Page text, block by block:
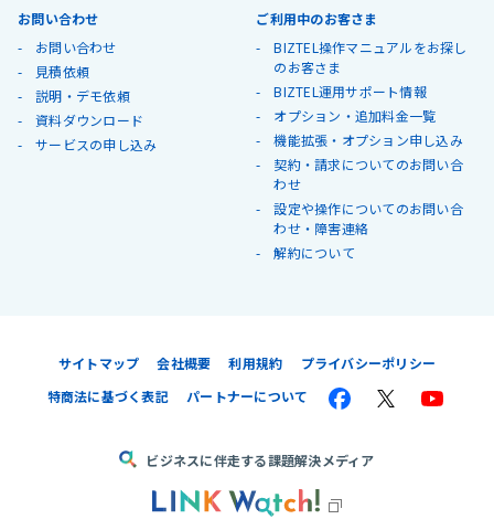
お問い合わせ
お問い合わせ
見積依頼
説明・デモ依頼
資料ダウンロード
サービスの申し込み
ご利用中のお客さま
BIZTEL操作マニュアルをお探し
のお客さま
BIZTEL運用サポート情報
オプション・追加料金一覧
機能拡張・オプション申し込み
契約・請求についてのお問い合
わせ
設定や操作についてのお問い合
わせ・障害連絡
解約について
サイトマップ 会社概要 利用規約
プライバシーポリシー
特商法に基づく表記
パートナーについて
ビジネスに伴走する課題解決メディア